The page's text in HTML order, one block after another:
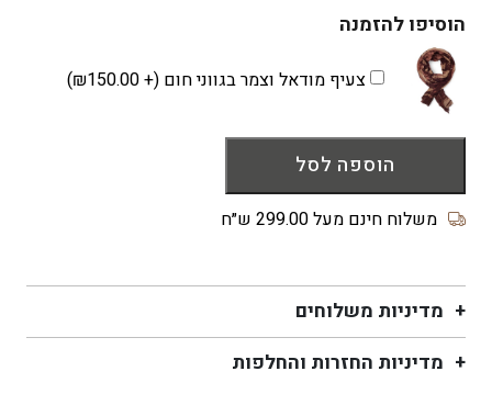
כובע
צמר
WIDE
רחב
שוליים
הוסיפו להזמנה
צעיף מודאל וצמר בגווני חום (+ ₪150.00
)
הוספה לסל
משלוח חינם מעל 299.00 ש״ח
מדיניות משלוחים
מדיניות החזרות והחלפות